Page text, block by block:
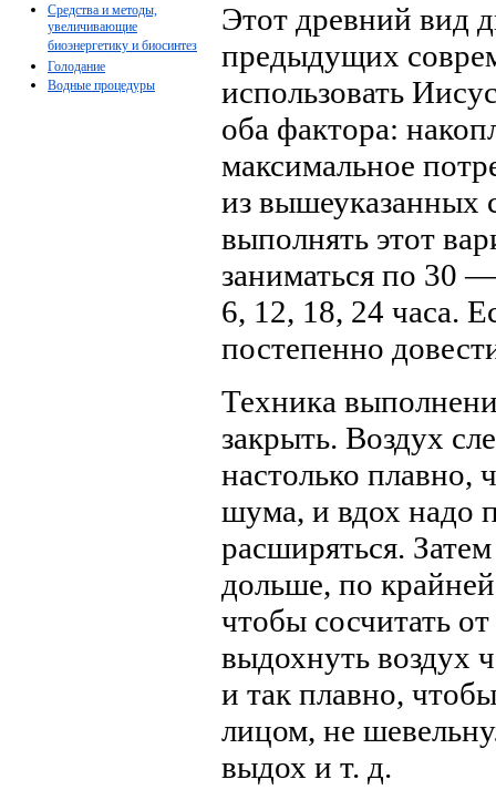
Этот древний вид
предыдущих
использовать
оба фактора:
максимальное
из вышеуказанных
выполнять этот
заниматься по 30
6, 12, 18, 24 часа.
постепенно
Техника
закрыть. Воздух
настолько плавно,
шума, и вдох надо
расширяться.
дольше, по
чтобы сосчитать
выдохнуть воздух
и так плавно,
лицом, не
выдох и т. д.
Средства и методы,
увеличивающие
биоэнергетику и биосинтез
Голодание
Водные процедуры